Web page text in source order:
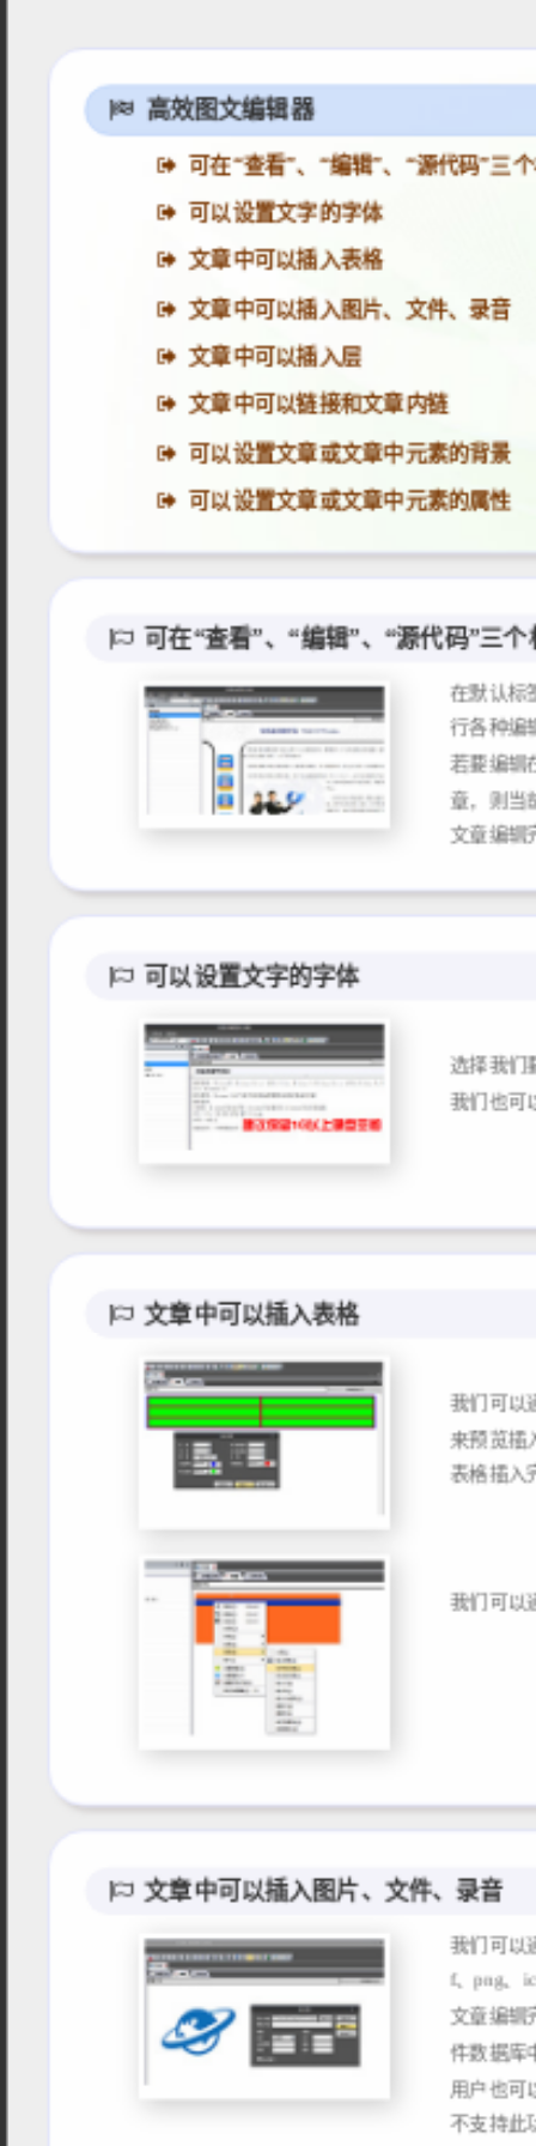
高效图文编辑器
可在“查看”、“编辑”、“源代码”三
可以设置文字的字体
文章中可以插入表格
文章中可以插入图片、文件、录音
文章中可以插入层
文章中可以链接和文章内链
可以设置文章或文章中元素的背景
可以设置文章或文章中元素的属性
可在“查看”、“编辑”、“源代码”三
在默认标
行各种编
若要编辑
章，则当
可以设置文字的字体
选择我们
文章中可以插入表格
我们可以
来预览插
文章中可以插入图片、文件、录音
我们可以
f、png、
文章编辑
件数据库
用户也可